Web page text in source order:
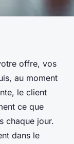
:
qu'il
offre, vos
au moment
le client
ce que
chaque jour.
dans le